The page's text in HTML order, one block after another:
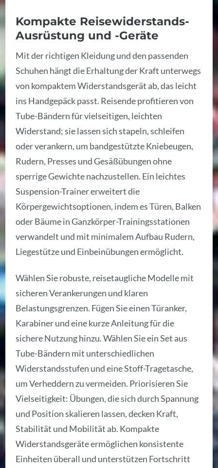
Kompakte Reisewiderstands-
Ausrüstung und -Geräte
Mit der richtigen Kleidung und den passenden
Schuhen hängt die Erhaltung der Kraft unterwegs
von kompaktem Widerstandsgerät ab, das leicht
ins Handgepäck passt. Reisende profitieren von
Tube-Bändern für vielseitigen, leichten
Widerstand; sie lassen sich stapeln, schleifen
oder verankern, um bandgestützte Kniebeugen,
Rudern, Presses und Gesäßübungen ohne
sperrige Gewichte nachzustellen. Ein leichtes
Suspension-Trainer erweitert die
Körpergewichtsoptionen, indem es Türen, Balken
oder Bäume in Ganzkörper-Trainingsstationen
verwandelt und mit minimalem Aufbau Rudern,
Liegestütze und Einbeinübungen ermöglicht.
Wählen Sie robuste, reisetaugliche Modelle mit
sicheren Verankerungen und klaren
Belastungsgrenzen. Fügen Sie einen Türanker,
Karabiner und eine kurze Anleitung für die
sichere Nutzung hinzu. Wählen Sie ein Set aus
Tube-Bändern mit unterschiedlichen
Widerstandsstufen und eine Stoff-Tragetasche,
um Verheddern zu vermeiden. Priorisieren Sie
Vielseitigkeit: Übungen, die sich durch Spannung
und Position skalieren lassen, decken Kraft,
Stabilität und Mobilität ab. Kompakte
Widerstandsgeräte ermöglichen konsistente
Einheiten überall und unterstützen Fortschritt